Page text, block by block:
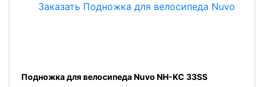
Подножка для велосипеда Nuvo NH-KC 33SS